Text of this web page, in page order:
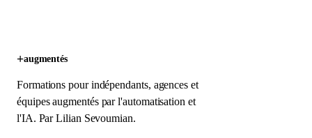
+augmentés
Formations pour indépendants, agences et
équipes augmentés par l'automatisation et
l'IA. ParLilian Sevoumian.